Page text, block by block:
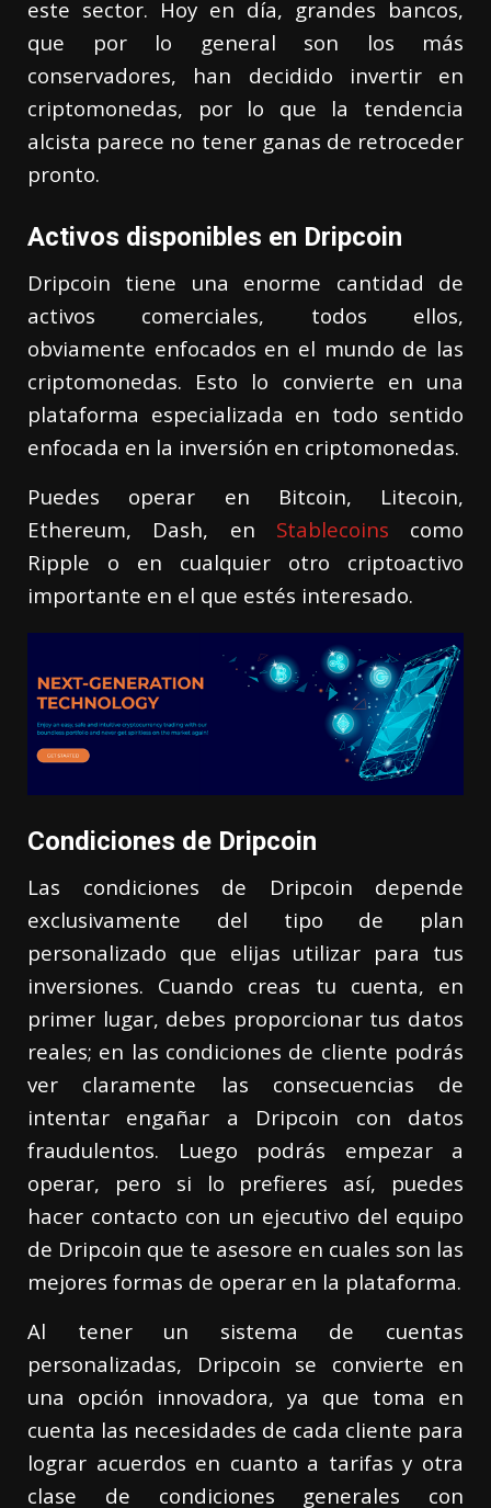
este sector. Hoy en día, grandes bancos,
que por lo general son los más
conservadores, han decidido invertir en
criptomonedas, por lo que la tendencia
alcista parece no tener ganas de retroceder
pronto.
Activos disponibles en Dripcoin
Dripcoin tiene una enorme cantidad de
activos comerciales, todos ellos,
obviamente enfocados en el mundo de las
criptomonedas. Esto lo convierte en una
plataforma especializada en todo sentido
enfocada en la inversión en criptomonedas.
Puedes operar en Bitcoin, Litecoin,
Ethereum, Dash, en Stablecoins como
Ripple o en cualquier otro criptoactivo
importante en el que estés interesado.
Condiciones de Dripcoin
Las condiciones de Dripcoin depende
exclusivamente del tipo de plan
personalizado que elijas utilizar para tus
inversiones. Cuando creas tu cuenta, en
primer lugar, debes proporcionar tus datos
reales; en las condiciones de cliente podrás
ver claramente las consecuencias de
intentar engañar a Dripcoin con datos
fraudulentos. Luego podrás empezar a
operar, pero si lo prefieres así, puedes
hacer contacto con un ejecutivo del equipo
de Dripcoin que te asesore en cuales son las
mejores formas de operar en la plataforma.
Al tener un sistema de cuentas
personalizadas, Dripcoin se convierte en
una opción innovadora, ya que toma en
cuenta las necesidades de cada cliente para
lograr acuerdos en cuanto a tarifas y otra
clase de condiciones generales con